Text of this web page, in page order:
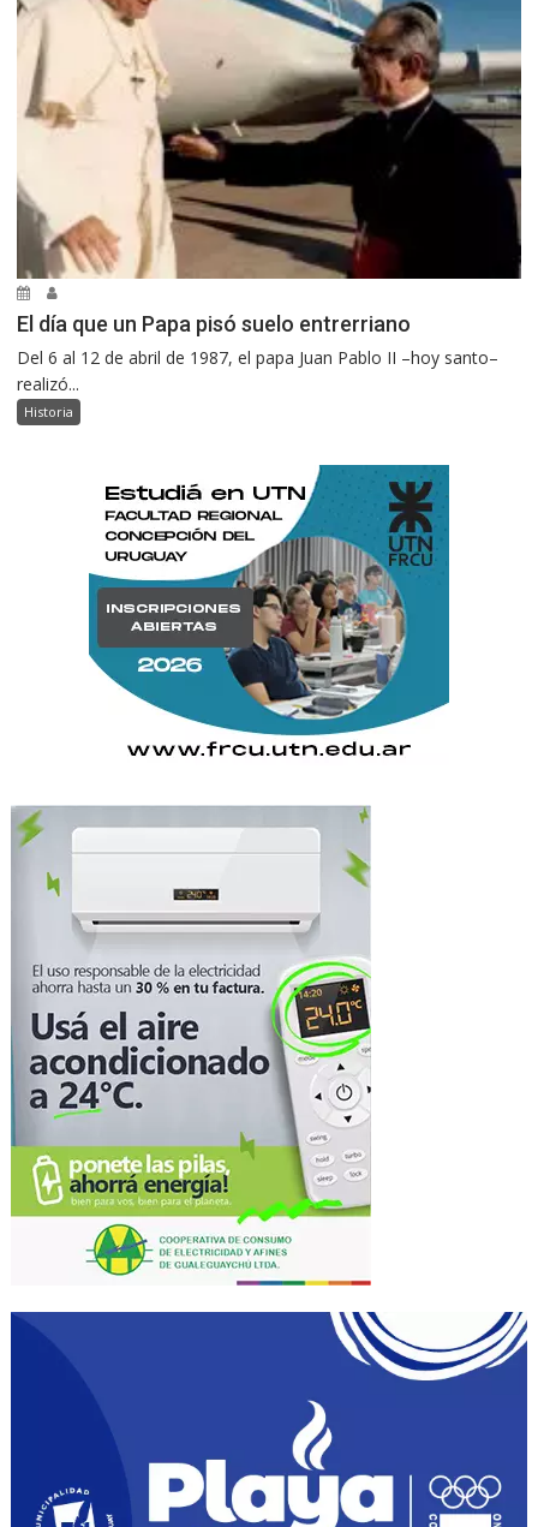
El día que un Papa pisó suelo entrerriano
Del 6 al 12 de abril de 1987, el papa Juan Pablo II –hoy santo–
realizó...
Historia